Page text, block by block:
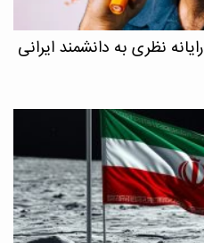
نظری به دانشمند ایرانی